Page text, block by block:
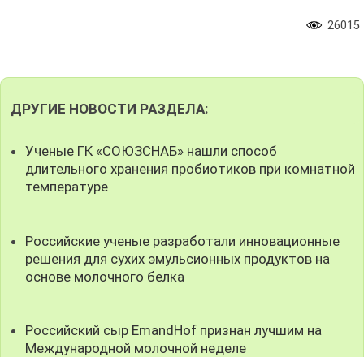
26015
ДРУГИЕ НОВОСТИ РАЗДЕЛА:
Ученые ГК «СОЮЗСНАБ» нашли способ
длительного хранения пробиотиков при комнатной
температуре
Российские ученые разработали инновационные
решения для сухих эмульсионных продуктов на
основе молочного белка
Российский сыр EmandHof признан лучшим на
Международной молочной неделе